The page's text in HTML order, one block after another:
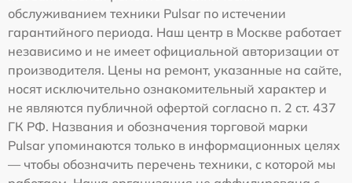
обслуживанием техники Pulsar по истечении
гарантийного периода. Наш центр в Москве работает
независимо и не имеет официальной авторизации от
производителя. Цены на ремонт, указанные на сайте,
носят исключительно ознакомительный характер и
не являются публичной офертой согласно п. 2 ст. 437
ГК РФ. Названия и обозначения торговой марки
Pulsar упоминаются только в информационных целях
— чтобы обозначить перечень техники, с которой мы